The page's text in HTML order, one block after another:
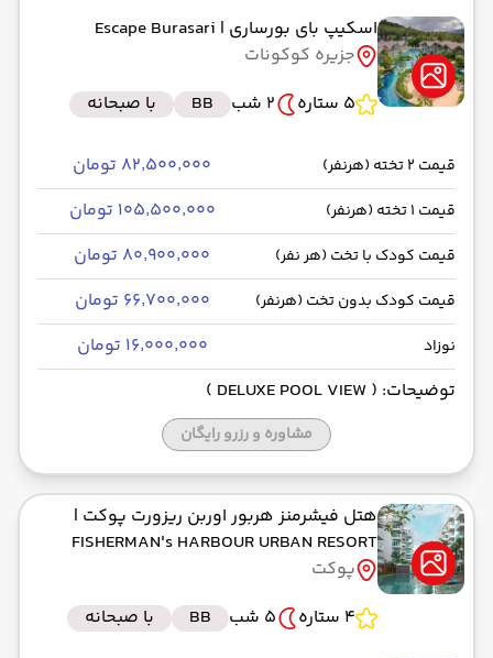
اسکیپ بای بورساری | Escape Burasari
جزیره کوکونات
5 ستاره
2 شب BB با صبحانه
قیمت 2 تخته (هرنفر) ۸۲٬۵۰۰٬۰۰۰ تومان
قیمت 1 تخته (هرنفر) ۱۰۵٬۵۰۰٬۰۰۰ تومان
قیمت کودک با تخت (هر نفر) ۸۰٬۹۰۰٬۰۰۰ تومان
قیمت کودک بدون تخت (هرنفر) ۶۶٬۷۰۰٬۰۰۰ تومان
نوزاد
۱۶٬۰۰۰٬۰۰۰ تومان
توضیحات: ( DELUXE POOL VIEW )
مشاوره و رزرو رایگان
هتل فیشرمنز هربور اوربن ریزورت پوکت |
FISHERMAN's HARBOUR URBAN RESORT
پوکت
4 ستاره
5 شب BB
با صبحانه